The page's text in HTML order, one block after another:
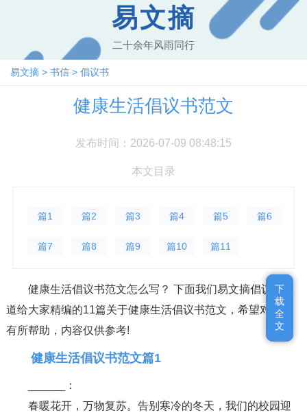
易文摘
二十余年风雨同行
易文摘 > 书信 > 倡议书
健康生活倡议书范文
发布时间：2026-07-09 08:48:15
本文目录
篇1 篇2 篇3 篇4 篇5 篇6
篇7 篇8 篇9 篇10 篇11
健康生活倡议书范文怎么写？ 下面我们易文摘倡议书频
道给大家精编的11篇关于健康生活倡议书范文，希望对大家
有所帮助，内容仅供参考!
健康生活倡议书范文篇1
：
春暖花开，万物复苏。告别寒冷的冬天，我们的校园迎
下
载
全
文
下
载
全
文